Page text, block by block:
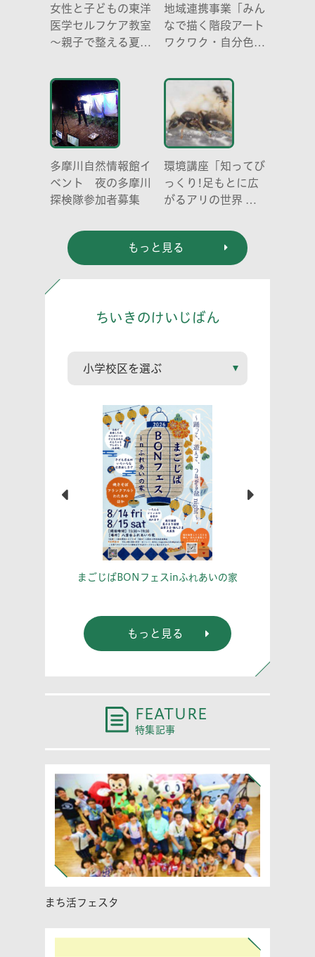
女性と子どもの東洋
医学セルフケア教室
～親子で整える夏休
らだ～
地域連携事業「みん
なで描く階段アート
ワクワク・自分色の
多摩川自然情報館イ
ベント 夜の多摩川
探検隊参加者募集
環境講座「知ってび
っくり!足もとに広
がるアリの世界 ア
成り立ち、生態系に
おける役割」
もっと見る
ちいきのけいじばん
まごじばBONフェスinふれあいの家
もっと見る
FEATURE
特集記事
まち活フェスタ